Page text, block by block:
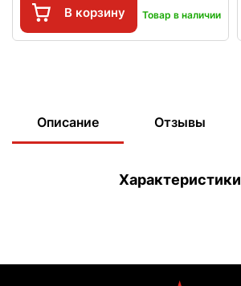
В корзину Товар в наличии
Описание Отзывы
Характеристики